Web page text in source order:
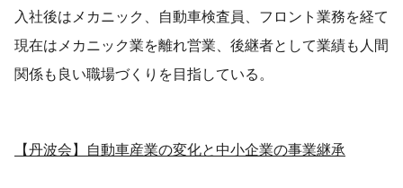
入社後はメカニック、自動車検査員、フロント業務を経て
現在はメカニック業を離れ営業、後継者として業績も人間
関係も良い職場づくりを目指している。
【丹波会】自動車産業の変化と中小企業の事業継承